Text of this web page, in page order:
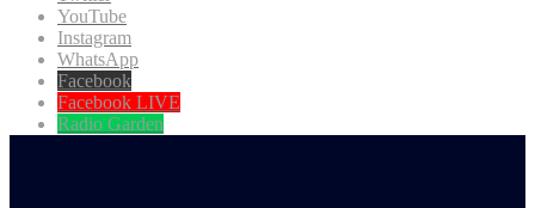
YouTube
Instagram
WhatsApp
Facebook
Facebook LIVE
Radio Garden